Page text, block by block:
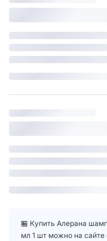
🏪 Купить Алерана
мл 1 шт можно на сайте